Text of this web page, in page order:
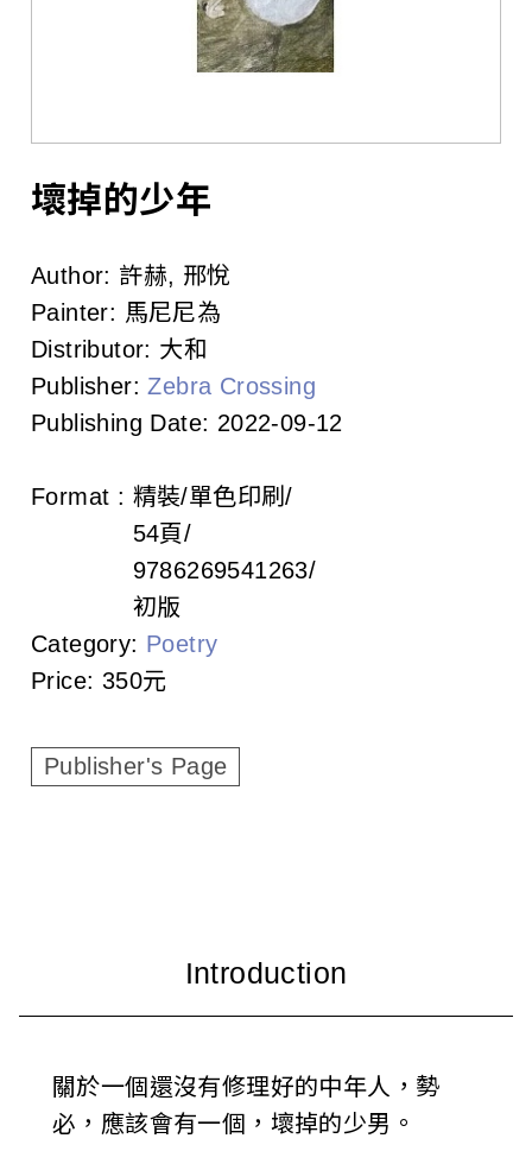
h
e
s
A
s
o
a
t
o
壞掉的少年
Author: 許赫, 邢悅
Painter: 馬尼尼為
Distributor: 大和
Publisher:Zebra Crossing
Publishing Date: 2022-09-12
Format : 精裝/單色印刷
54頁
9786269541263
初版
Category: Poetry
Price: 350元
Publisher's Page
關於一個還沒有修理好的中年人，勢
必，應該會有一個，壞掉的少男。